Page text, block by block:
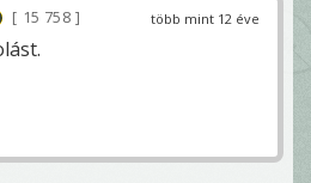
több mint 12 éve
15 758